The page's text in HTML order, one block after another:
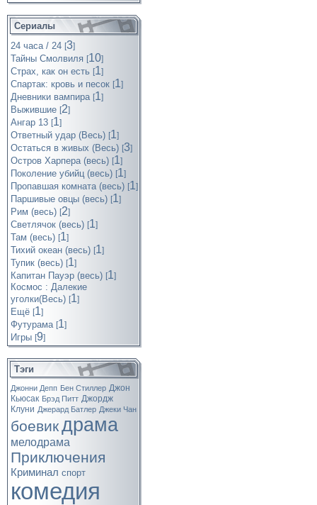
Сериалы
24 часа / 24 [3]
Тайны Смолвиля [10]
Страх, как он есть [1]
Спартак: кровь и песок [1]
Дневники вампира [1]
Выжившие [2]
Ангар 13 [1]
Ответный удар (Весь) [1]
Остаться в живых (Весь) [3]
Остров Харпера (весь) [1]
Поколение убийц (весь) [1]
Пропавшая комната (весь) [1]
Паршивые овцы (весь) [1]
Рим (весь) [2]
Светлячок (весь) [1]
Там (весь) [1]
Тихий океан (весь) [1]
Тупик (весь) [1]
Капитан Пауэр (весь) [1]
Космос : Далекие
уголки(Весь) [1]
Ещё [1]
Футурама [1]
Игры [9]
Тэги
Джонни Депп Бен Стиллер Джон
Кьюсак Брэд Питт Джордж
Клуни Джерард Батлер Джеки Чан
боевикдрама
мелодрама
Приключения
Криминал спорт
комедия